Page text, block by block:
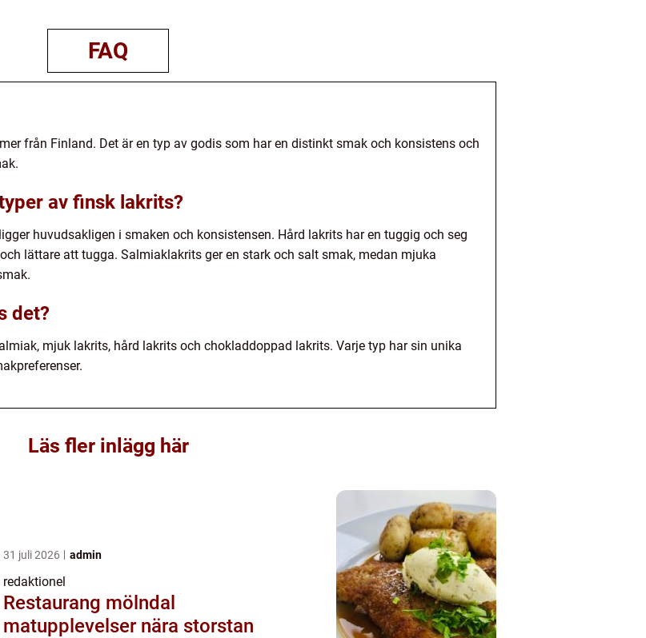
FAQ
från Finland. Det är en typ av godis som har en distinkt smak och konsistens och
av finsk lakrits?
huvudsakligen i smaken och konsistensen. Hård lakrits har en tuggig och seg
lättare att tugga. Salmiaklakrits ger en stark och salt smak, medan mjuka
det?
mjuk lakrits, hård lakrits och chokladdoppad lakrits. Varje typ har sin unika
Läs fler inlägg här
31 juli 2026 admin
redaktionel
Restaurang mölndal
matupplevelser nära storstan